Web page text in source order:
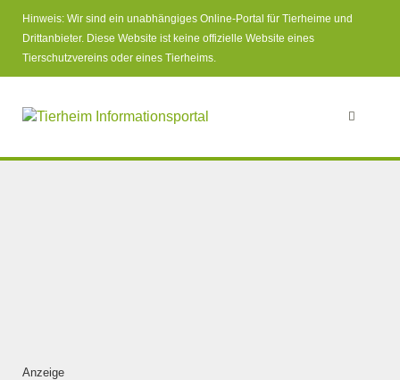
Hinweis: Wir sind ein unabhängiges Online-Portal für Tierheime und
Drittanbieter. Diese Website ist keine offizielle Website eines
Tierschutzvereins oder eines Tierheims.
Anzeige